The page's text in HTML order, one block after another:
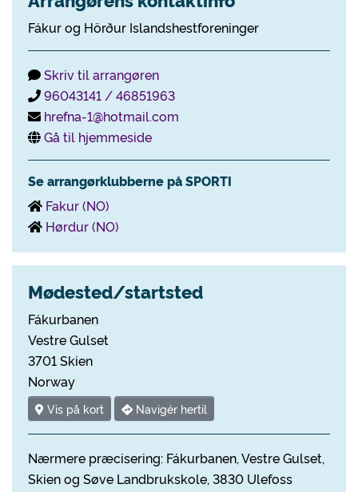
Fákur og Hörður Islandshestforeninger
Skriv til arrangøren
96043141 / 46851963
hrefna-1@hotmail.com
Gå til hjemmeside
Se arrangørklubberne på SPORTI
Fakur (NO)
Hørdur (NO)
Mødested/startsted
Fákurbanen
Vestre Gulset
3701 Skien
Norway
Vis på kort Navigér hertil
Nærmere præcisering: Fákurbanen, Vestre Gulset,
Skien og Søve Landbrukskole, 3830 Ulefoss